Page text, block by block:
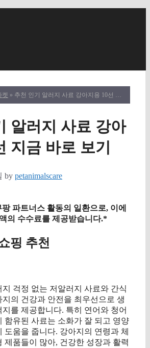
켓 » 추천 인기 알러지 사료 강아지용 10선 지금 바로 보기
알러지 사료 강아
지금 바로 보기
by petanimalscare
파트너스 활동의 일환으로, 이에
의 수수료를 제공받습니다.*
핑 추천
걱정 없는 저알러지 사료와 간식
의 건강과 안전을 최우선으로 생
를 제공합니다. 특히 연어와 청어
함유된 사료는 소화가 잘 되고 영양
도움을 줍니다. 강아지의 연령과 체
제품들이 많아, 건강한 성장과 활력